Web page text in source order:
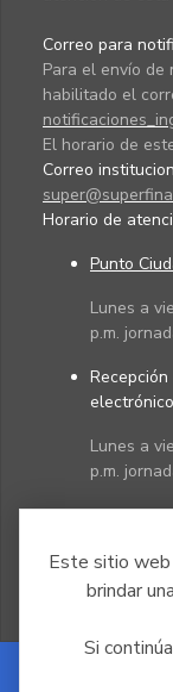
Este sitio web
brindar
Si
Correo para
Para el envío de
habilitado el
El horario de
Correo
Horario de
Punto
Lunes a
p.m.
Lunes a
p.m.